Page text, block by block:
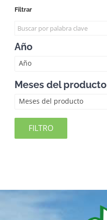
Filtrar
Año
Año
Meses del producto
Meses del producto
FILTRO